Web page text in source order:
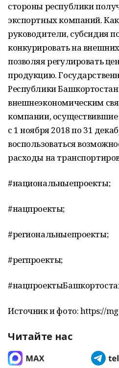
стороны республики
экспортных компаний.
руководители, субсидия
конкурировать на
позволяя регулировать
продукцию.
Республики
внешнеэкономическим
компании,
с 1 ноября 2018 по 31
воспользоваться
расходы на
#национальныепроекты;
#нацпроекты;
#региональныепроекты;
#регпроекты;
Источник и фото: https://
Читайте нас